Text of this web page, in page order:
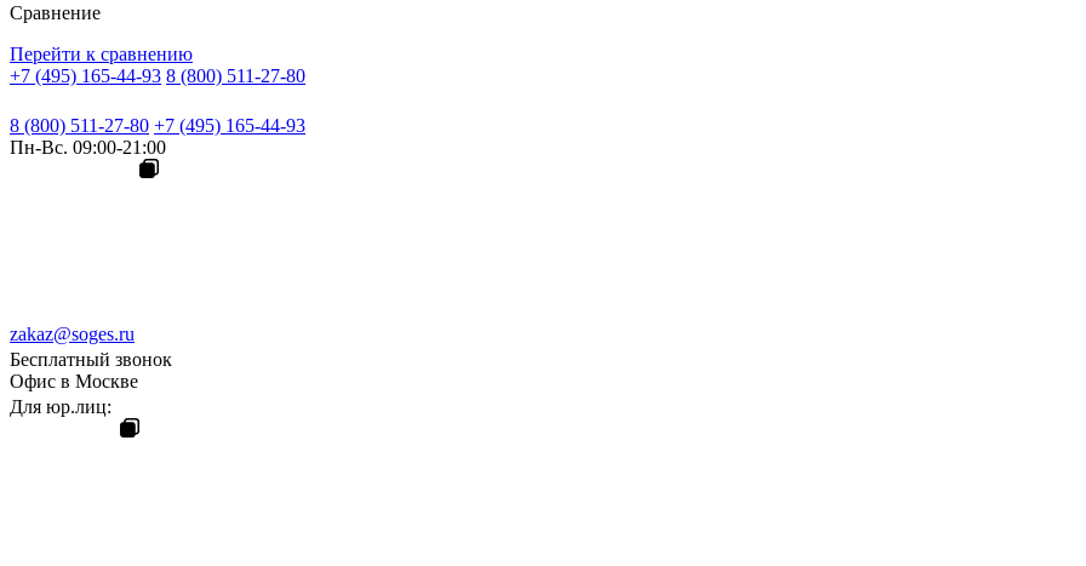
Сравнение
Перейти к сравнению
+7 (495) 165-44-93 8 (800) 511-27-80
8 (800) 511-27-80 +7 (495) 165-44-93
Пн-Вс. 09:00-21:00
zakaz@soges.ru
Бесплатный звонок
Офис в Москве
Для юр.лиц: